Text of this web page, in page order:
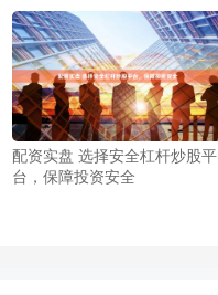
配资实盘 选择安全杠杆炒股平
台，保障投资安全